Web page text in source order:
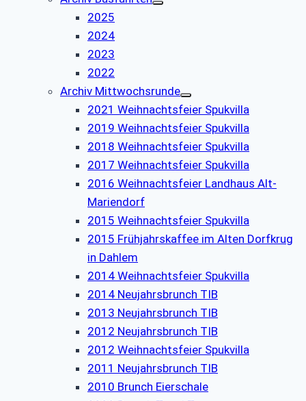
2025
2024
2023
2022
Archiv Mittwochsrunde
2021 Weihnachtsfeier Spukvilla
2019 Weihnachtsfeier Spukvilla
2018 Weihnachtsfeier Spukvilla
2017 Weihnachtsfeier Spukvilla
2016 Weihnachtsfeier Landhaus Alt-
Mariendorf
2015 Weihnachtsfeier Spukvilla
2015 Frühjahrskaffee im Alten Dorfkrug
in Dahlem
2014 Weihnachtsfeier Spukvilla
2014 Neujahrsbrunch TIB
2013 Neujahrsbrunch TIB
2012 Neujahrsbrunch TIB
2012 Weihnachtsfeier Spukvilla
2011 Neujahrsbrunch TIB
2010 Brunch Eierschale